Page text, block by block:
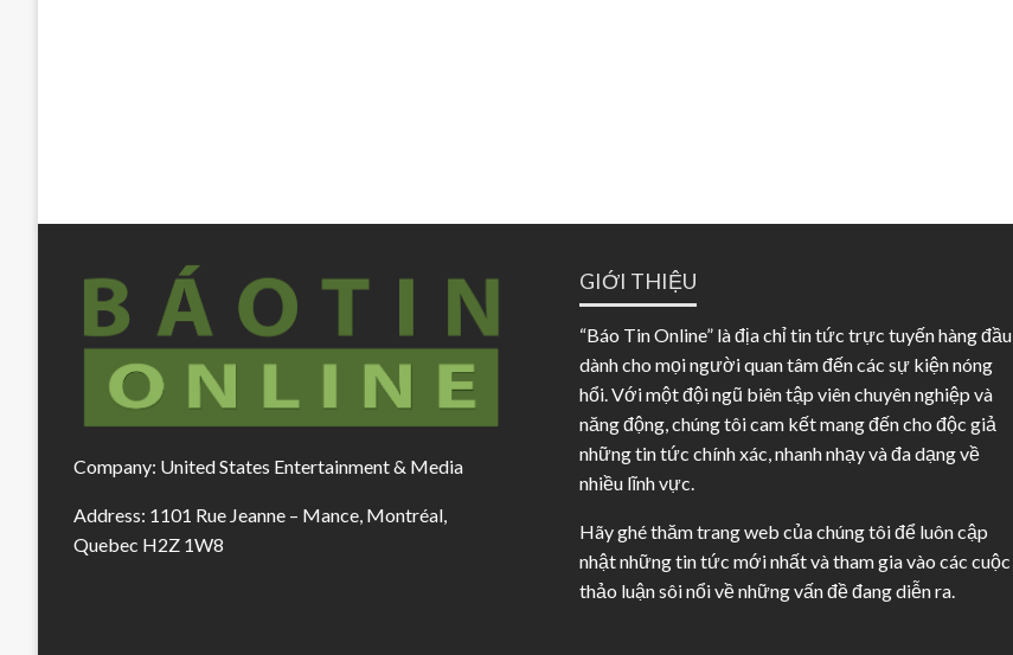
Company: United States Entertainment & Media
Address: 1101 Rue Jeanne – Mance, Montréal,
Quebec H2Z 1W8
GIỚI THIỆU
“Báo Tin Online” là địa chỉ tin tức trực tuyến hàng đầu
dành cho mọi người quan tâm đến các sự kiện nóng
hổi. Với một đội ngũ biên tập viên chuyên nghiệp và
năng động, chúng tôi cam kết mang đến cho độc giả
những tin tức chính xác, nhanh nhạy và đa dạng về
nhiều lĩnh vực.
Hãy ghé thăm trang web của chúng tôi để luôn cập
nhật những tin tức mới nhất và tham gia vào các cuộc
thảo luận sôi nổi về những vấn đề đang diễn ra.